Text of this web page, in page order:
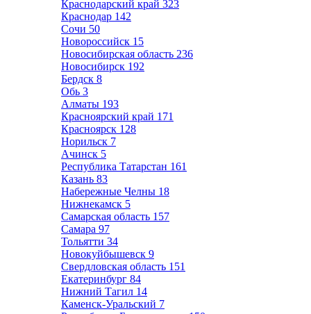
Краснодарский край 323
Краснодар 142
Сочи 50
Новороссийск 15
Новосибирская область 236
Новосибирск 192
Бердск 8
Обь 3
Алматы 193
Красноярский край 171
Красноярск 128
Норильск 7
Ачинск 5
Республика Татарстан 161
Казань 83
Набережные Челны 18
Нижнекамск 5
Самарская область 157
Самара 97
Тольятти 34
Новокуйбышевск 9
Свердловская область 151
Екатеринбург 84
Нижний Тагил 14
Каменск-Уральский 7